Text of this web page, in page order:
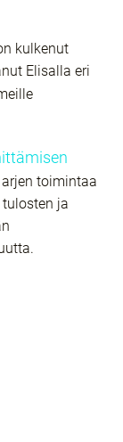
kulkenut
Elisalla eri
toimintaa
ja